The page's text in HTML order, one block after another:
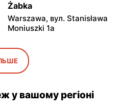
Żabka
Warszawa, вул. Stanisława
Moniuszki 1a
Żabka
Warszawa, вул.
Grzybowska 5
Żabka
у вашому регіоні